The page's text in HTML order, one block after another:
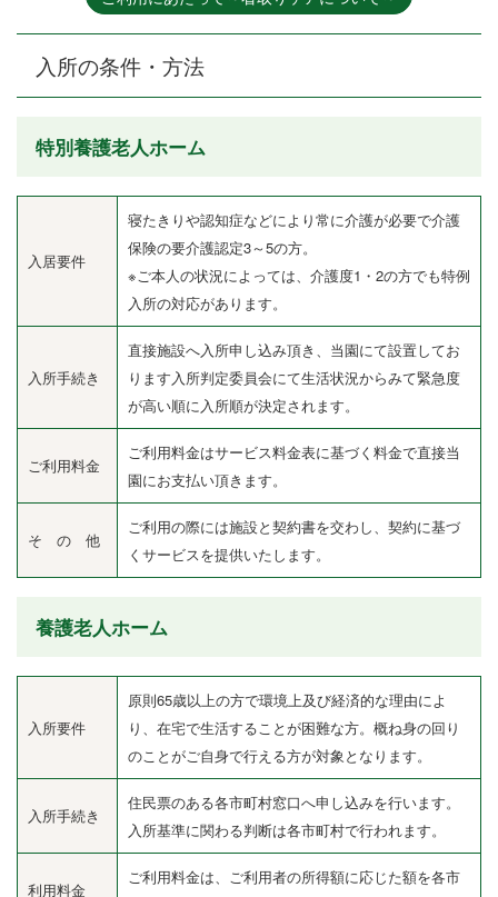
入所の条件・方法
特別養護老人ホーム
入居要件
寝たきりや認知症などにより常に介護が必要で介護
保険の要介護認定3～5の方。
※ご本人の状況によっては、介護度1・2の方でも特例
入所の対応があります。
入所手続き
直接施設へ入所申し込み頂き、当園にて設置してお
ります入所判定委員会にて生活状況からみて緊急度
が高い順に入所順が決定されます。
ご利用料金
ご利用料金はサービス料金表に基づく料金で直接当
園にお支払い頂きます。
そ の 他
ご利用の際には施設と契約書を交わし、契約に基づ
くサービスを提供いたします。
養護老人ホーム
入所要件
原則65歳以上の方で環境上及び経済的な理由によ
り、在宅で生活することが困難な方。概ね身の回り
のことがご自身で行える方が対象となります。
入所手続き
住民票のある各市町村窓口へ申し込みを行います。
入所基準に関わる判断は各市町村で行われます。
利用料金
ご利用料金は、ご利用者の所得額に応じた額を各市